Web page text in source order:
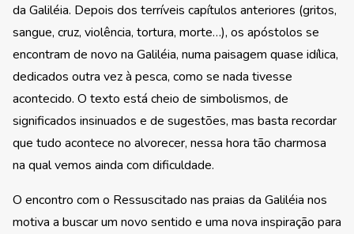
da Galiléia. Depois dos terríveis capítulos anteriores (gritos,
sangue, cruz, violência, tortura, morte…), os apóstolos se
encontram de novo na Galiléia, numa paisagem quase idílica,
dedicados outra vez à pesca, como se nada tivesse
acontecido. O texto está cheio de simbolismos, de
significados insinuados e de sugestões, mas basta recordar
que tudo acontece no alvorecer, nessa hora tão charmosa
na qual vemos ainda com dificuldade.
O encontro com o Ressuscitado nas praias da Galiléia nos
motiva a buscar um novo sentido e uma nova inspiração para